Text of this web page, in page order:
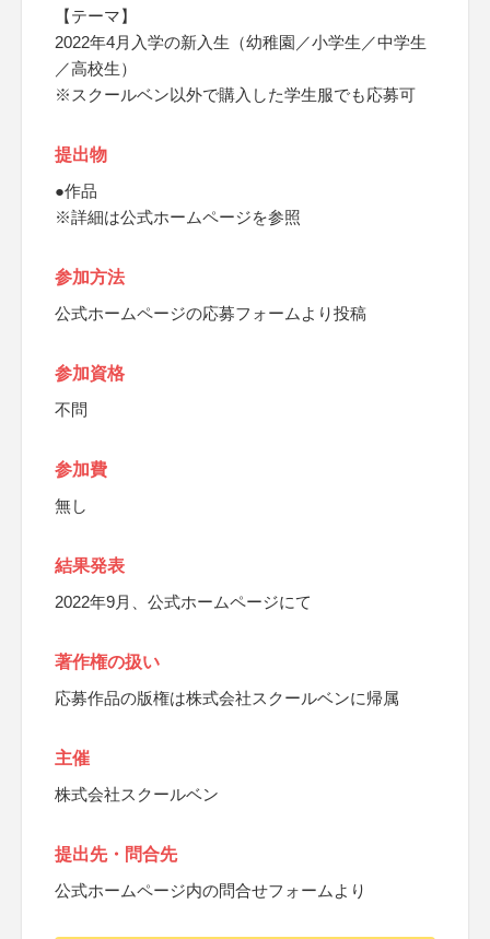
【テーマ】
2022年4月入学の新入生（幼稚園／小学生／中学生
／高校生）
※スクールベン以外で購入した学生服でも応募可
提出物
●作品
※詳細は公式ホームページを参照
参加方法
公式ホームページの応募フォームより投稿
参加資格
不問
参加費
無し
結果発表
2022年9月、公式ホームページにて
著作権の扱い
応募作品の版権は株式会社スクールベンに帰属
主催
株式会社スクールベン
提出先・問合先
公式ホームページ内の問合せフォームより